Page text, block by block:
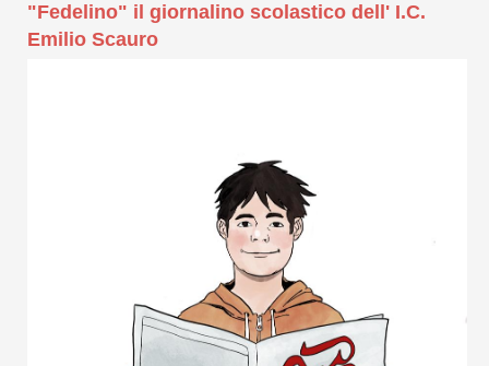
"Fedelino" il giornalino scolastico dell' I.C.
Emilio Scauro